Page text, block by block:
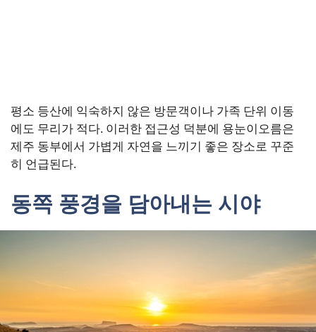
평소 등산에 익숙하지 않은 방문객이나 가족 단위 이동
에도 무리가 적다. 이러한 접근성 덕분에 용눈이오름은
제주 동부에서 가볍게 자연을 느끼기 좋은 장소로 꾸준
히 언급된다.
동쪽 풍경을 담아내는 시야